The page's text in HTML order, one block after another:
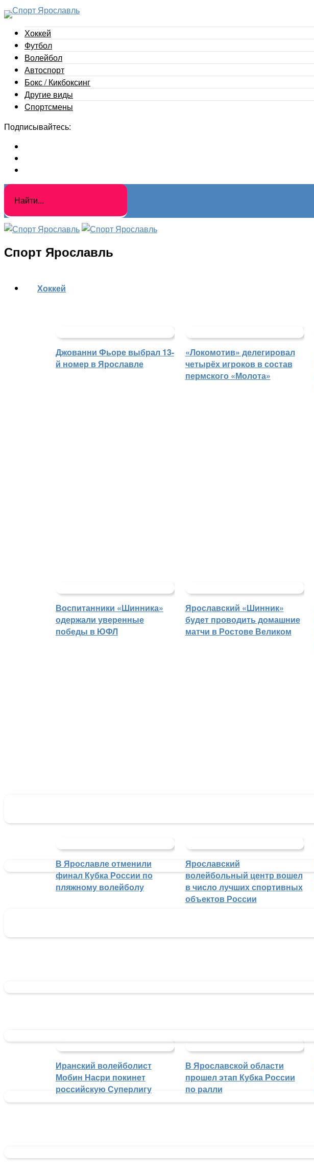
Хоккей
Футбол
Волейбол
Автоспорт
Бокс / Кикбоксинг
Другие виды
Cпортсмены
Подписывайтесь:
Спорт Ярославль
Хоккей
Джованни Фьоре выбрал 13-
й номер в Ярославле
«Локомотив» делегировал
четырёх игроков в состав
пермского «Молота»
Воспитанники «Шинника»
одержали уверенные
победы в ЮФЛ
Ярославский «Шинник»
будет проводить домашние
матчи в Ростове Великом
В Ярославле отменили
финал Кубка России по
пляжному волейболу
Ярославский
волейбольный центр вошел
в число лучших спортивных
объектов России
Иранский волейболист
Мобин Насри покинет
российскую Суперлигу
В Ярославской области
прошел этап Кубка России
по ралли